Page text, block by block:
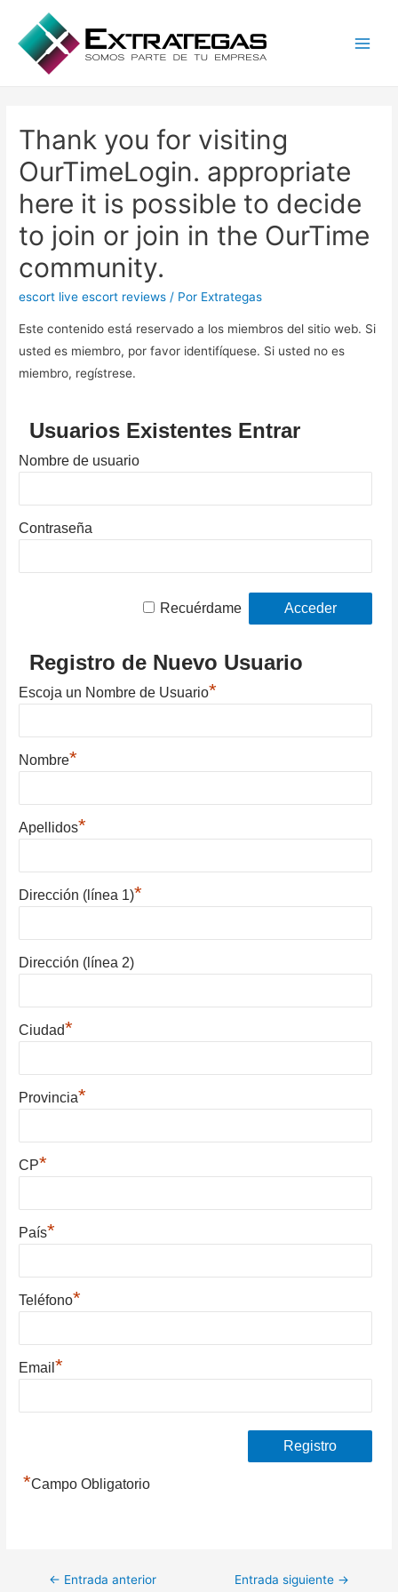
Thank you for visiting
OurTimeLogin. appropriate
here it is possible to decide
to join or join in the OurTime
community.
escort live escort reviews / Por Extrategas
Este contenido está reservado a los miembros del sitio web. Si
usted es miembro, por favor identifíquese. Si usted no es
miembro, regístrese.
Usuarios Existentes Entrar
Nombre de usuario
Contraseña
Recuérdame
Registro de Nuevo Usuario
Escoja un Nombre de Usuario*
Nombre*
Apellidos*
Dirección (línea 1)*
Dirección (línea 2)
Ciudad*
Provincia*
CP*
País*
Teléfono*
Email*
*Campo Obligatorio
Navegación
← Entrada anterior Entrada siguiente →